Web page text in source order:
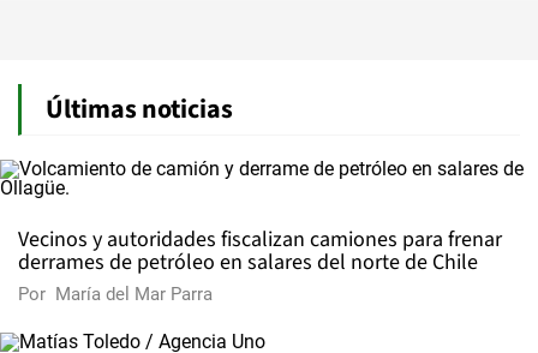
Últimas noticias
Vecinos y autoridades fiscalizan camiones para frenar
derrames de petróleo en salares del norte de Chile
Por María del Mar Parra